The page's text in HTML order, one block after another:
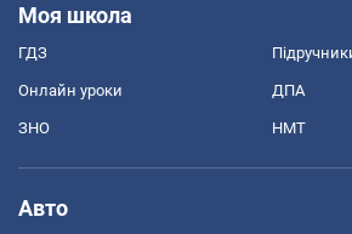
Моя школа
ГДЗ
Онлайн уроки ДПА
ЗНО НМТ
Авто